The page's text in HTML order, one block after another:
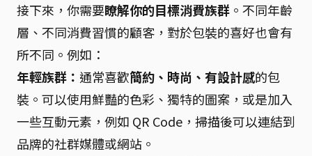
接下來，你需要瞭解你的目標消費族群 。不同年齡
層、不同消費習慣的顧客，對於包裝的喜好也會有
所不同。例如：
年輕族群： 通常喜歡簡約、時尚、有設計感的包
裝。可以使用鮮豔的色彩、獨特的圖案，或是加入
一些互動元素，例如 QR Code，掃描後可以連結到
品牌的社群媒體或網站。